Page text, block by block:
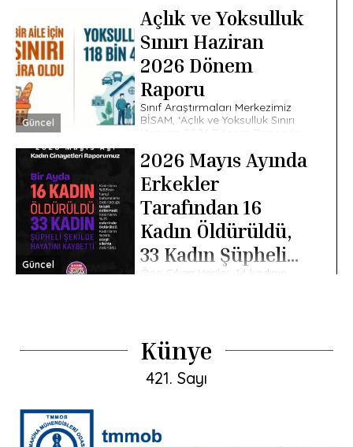
İstanbul Cumhuriyet Başsavcılığı
tarafından Göktaş […]
Güncel
Açlık ve Yoksulluk
Sınırı Haziran
2026 Dönem
Raporu
Sınıf Araştırmaları Merkezimiz
BİSAM, ‘Açlık ve Yoksulluk Sınırı
bir aile için açlık sınırı 36 bin 42
[…]
Güncel
2026 Mayıs Ayında
Erkekler
Tarafından 16
Kadın Öldürüldü,
33 Kadın Şüpheli
Şekilde Ölü
Öne Çıkan Veriler: 14 kadının
Künye
421. Sayı